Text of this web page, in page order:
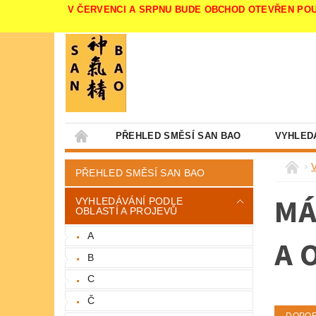
V ČERVENCI A SRPNU BUDE OBCHOD OTEVŘEN
PŘEHLED SMĚSÍ SAN BAO
PŘEHLED SMĚSÍ SAN BAO
VYHLEDÁVÁNÍ PODLE
OBLASTÍ A PROJEVŮ
A
B
C
Č
A